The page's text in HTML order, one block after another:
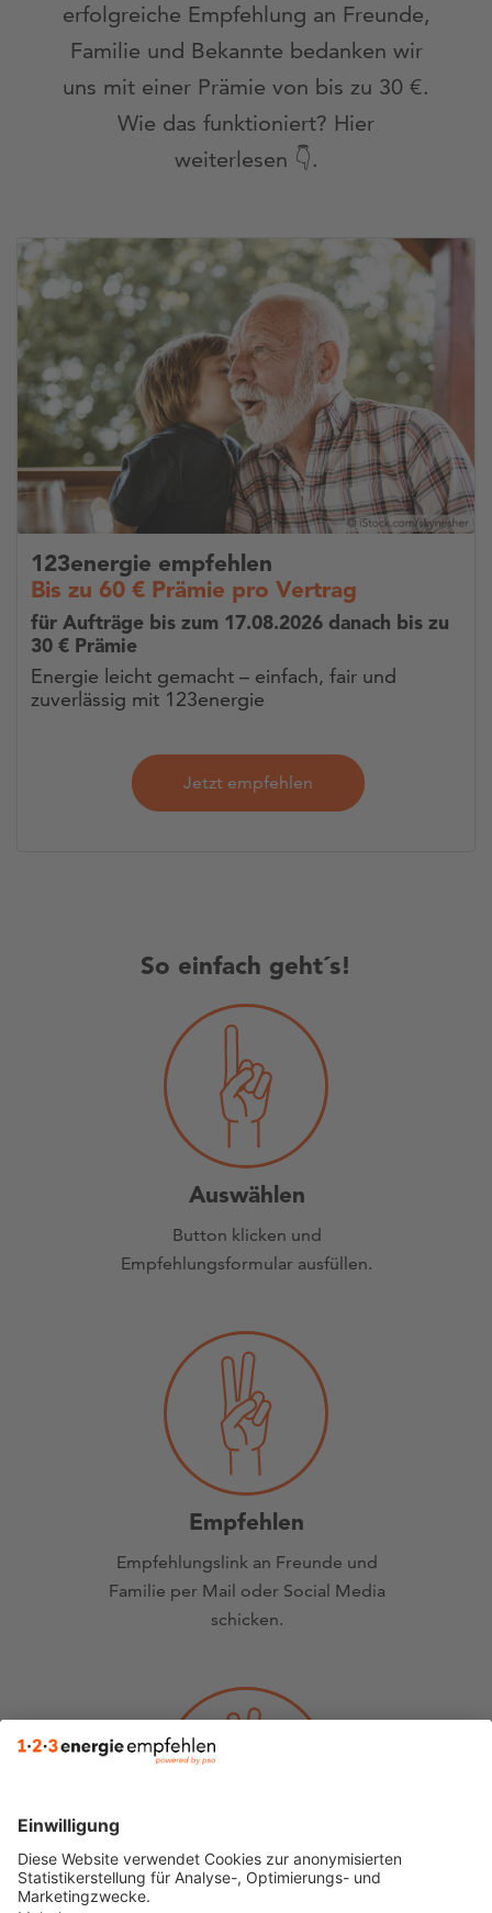
erfolgreiche Empfehlung an Freunde,
Familie und Bekannte bedanken wir
uns mit einer Prämie von bis zu 30 €.
Wie das funktioniert? Hier
weiterlesen 👇.
123energie empfehlen
Bis zu 60 € Prämie pro Vertrag
für Aufträge bis zum 17.08.2026 danach bis zu
30 € Prämie
Energie leicht gemacht – einfach, fair und
zuverlässig mit 123energie
Jetzt empfehlen
So einfach geht´s!
Auswählen
Button klicken und
Empfehlungsformular ausfüllen.
Empfehlen
Empfehlungslink an Freunde und
Familie per Mail oder Social Media
schicken.
Abholen